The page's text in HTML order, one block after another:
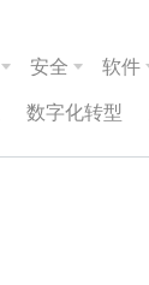
安全 软件
数字化转型